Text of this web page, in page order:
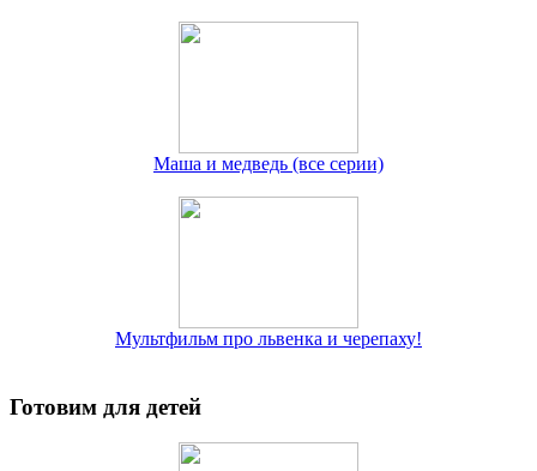
Маша и медведь (все серии)
Мультфильм про львенка и черепаху!
Готовим для детей